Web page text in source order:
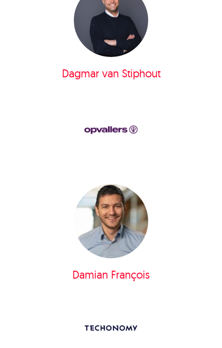
Dagmar van Stiphout
Damian François